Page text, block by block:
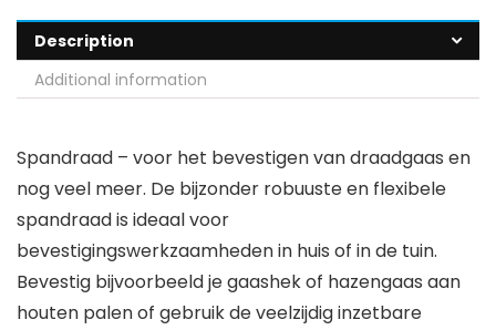
Description
Additional information
Spandraad – voor het bevestigen van draadgaas en
nog veel meer. De bijzonder robuuste en flexibele
spandraad is ideaal voor
bevestigingswerkzaamheden in huis of in de tuin.
Bevestig bijvoorbeeld je gaashek of hazengaas aan
houten palen of gebruik de veelzijdig inzetbare